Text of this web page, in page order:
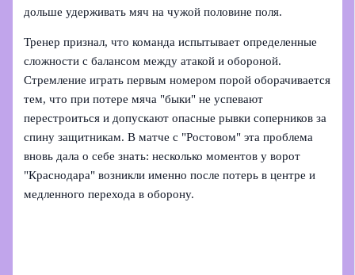
дольше удерживать мяч на чужой половине поля.
Тренер признал, что команда испытывает определенные
сложности с балансом между атакой и обороной.
Стремление играть первым номером порой оборачивается
тем, что при потере мяча "быки" не успевают
перестроиться и допускают опасные рывки соперников за
спину защитникам. В матче с "Ростовом" эта проблема
вновь дала о себе знать: несколько моментов у ворот
"Краснодара" возникли именно после потерь в центре и
медленного перехода в оборону.